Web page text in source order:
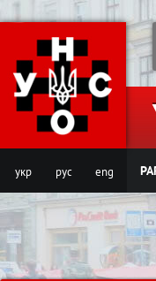
укр рус eng